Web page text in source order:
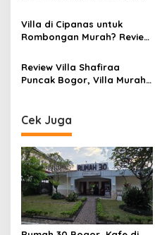
Tradisional Sunda
Villa di Cipanas untuk
Rombongan Murah? Review
Puncak dengan Private
Pool
Review Villa Shafiraa
Puncak Bogor, Villa Murah
Private Dekat Kebun Teh
Cek Juga